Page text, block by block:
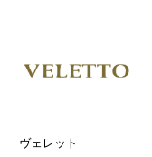
ヴェレット